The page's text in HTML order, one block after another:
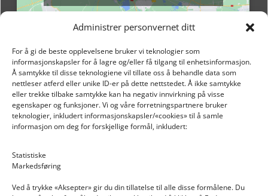
Administrer personvernet ditt
For å gi de beste opplevelsene bruker vi teknologier som
informasjonskapsler for å lagre og/eller få tilgang til enhetsinformasjon.
Å samtykke til disse teknologiene vil tillate oss å behandle data som
nettleser atferd eller unike ID-er på dette nettstedet. Å ikke samtykke
eller trekke tilbake samtykke kan ha negativ innvirkning på visse
egenskaper og funksjoner. Vi og våre forretningspartnere bruker
teknologier, inkludert informasjonskapsler/«cookies» til å samle
informasjon om deg for forskjellige formål, inkludert:
Statistiske
Markedsføring
Ved å trykke «Aksepter» gir du din tillatelse til alle disse formålene. Du